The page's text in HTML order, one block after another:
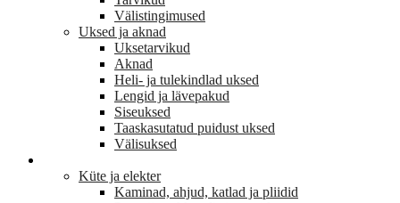
Välistingimused
Uksed ja aknad
Uksetarvikud
Aknad
Heli- ja tulekindlad uksed
Lengid ja lävepakud
Siseuksed
Taaskasutatud puidust uksed
Välisuksed
Küte ja elekter
Kaminad, ahjud, katlad ja pliidid